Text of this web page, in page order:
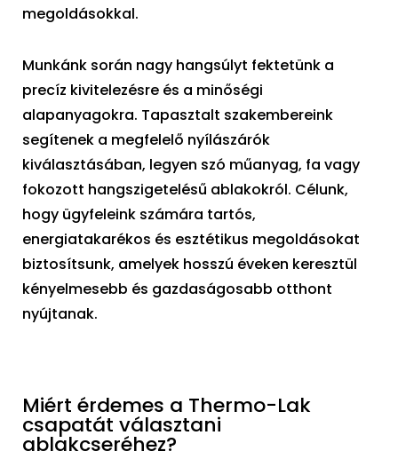
megoldásokkal.
Munkánk során nagy hangsúlyt fektetünk a
precíz kivitelezésre és a minőségi
alapanyagokra. Tapasztalt szakembereink
segítenek a megfelelő nyílászárók
kiválasztásában, legyen szó műanyag, fa vagy
fokozott hangszigetelésű ablakokról. Célunk,
hogy ügyfeleink számára tartós,
energiatakarékos és esztétikus megoldásokat
biztosítsunk, amelyek hosszú éveken keresztül
kényelmesebb és gazdaságosabb otthont
nyújtanak.
Miért érdemes a Thermo-Lak
csapatát választani
ablakcseréhez?